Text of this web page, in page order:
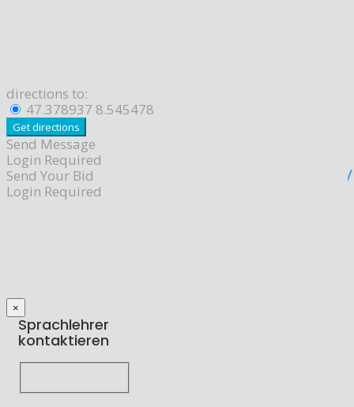
directions to:
47.378937 8.545478
Send Message
Login Required
Send Your Bid
Login Required
×
Sprachlehrer
kontaktieren